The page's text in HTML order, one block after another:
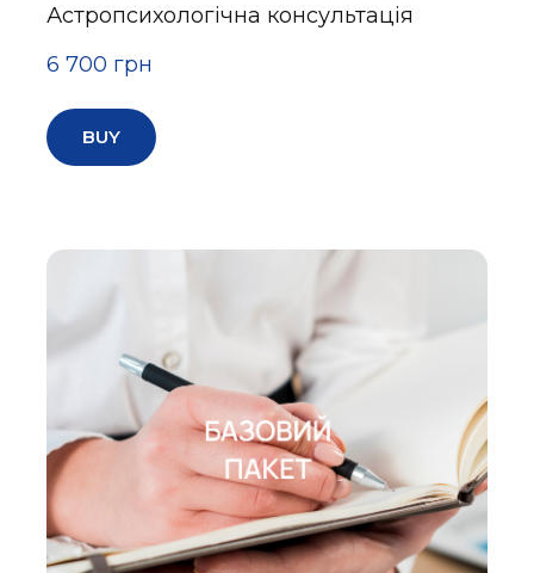
Астропсихологічна консультація
6 700 грн
BUY